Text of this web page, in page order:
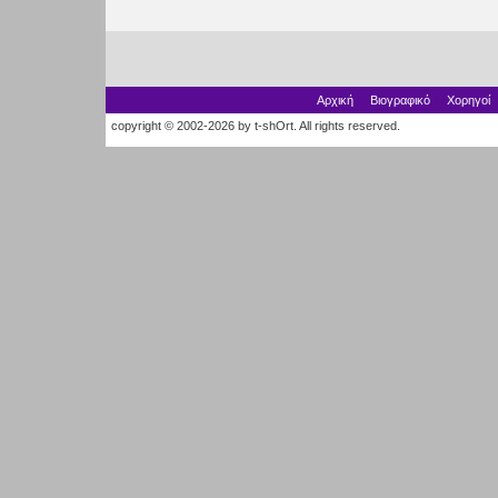
Αρχική Βιογραφικό
Χορηγοί
copyright © 2002-2026 by t-shOrt. All rights reserved.